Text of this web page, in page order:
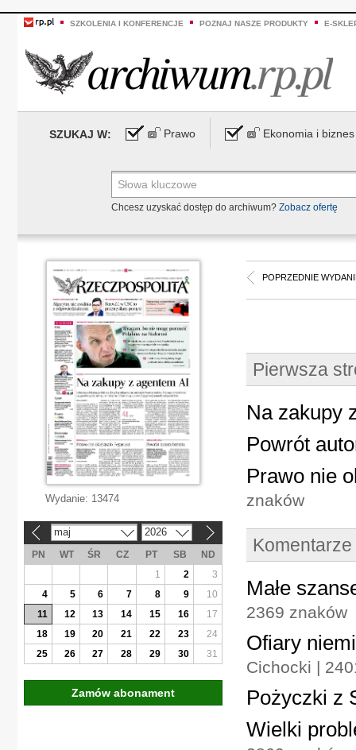
SZKOLENIA I KONFERENCJE POZNAJ NASZE PRODUKTY E-
SZUKAJ W: Prawo Ekonomia i biznes
Chcesz uzyskać dostęp do archiwum? Zobacz ofertę
POPRZEDNIE
Pierwsza
Na zakupy
Powrót
Prawo nie
znaków
Komentarze
Małe
2369 znaków
Ofiary
Cichocki |
Pożyczki z
Wielki
Wydanie: 13474
maj 2026
PN WT ŚR CZ PT SB
ND
1
2
3
4
5 6 7 8 9
10
11
12 13 14 15 16
17
18
19 20 21 22 23
24
25
26 27 28 29 30 31
Zamów abonament